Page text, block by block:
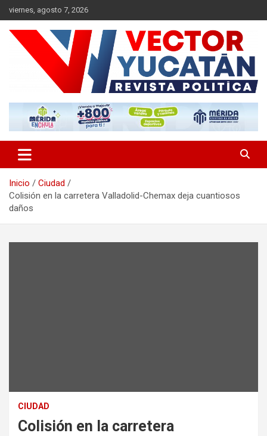
Saltar
al
contenido
viernes, agosto 7, 2026
Vector Yucatán
Inicio
Ciudad
Colisión en la carretera Valladolid-Chemax deja cuantiosos
daños
CIUDAD
Colisión en la carretera